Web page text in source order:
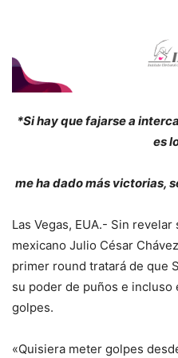
*Si hay que fajarse a
es
me ha dado más victorias,
Las Vegas, EUA.- Sin
mexicano Julio César
primer round tratará de que
su poder de puños e
golpes.
«Quisiera meter golpes